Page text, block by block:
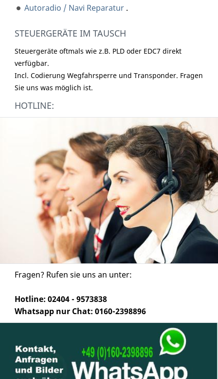
Autoradio / Navi Reparatur .
STEUERGERÄTE IM TAUSCH
Steuergeräte oftmals wie z.B. PLD oder EDC7 direkt
verfügbar.
Incl. Codierung Wegfahrsperre und Transponder. Fragen
Sie uns was möglich ist.
HOTLINE:
Fragen? Rufen sie uns an unter:
Hotline: 02404 - 9573838
Whatsapp nur Chat: 0160-2398896